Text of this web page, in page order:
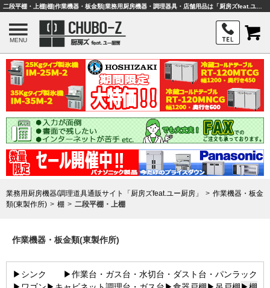
MENU
業務用厨房機器/調理道具通販サイト「厨房ズfeat.ユー厨房」
作業機器・板金
類(東製作所)
棚 二段平棚・上棚
作業機器・板金類(東製作所)
▶シンク
▶作業台・ガス台・水切台・ダスト台・パンラック